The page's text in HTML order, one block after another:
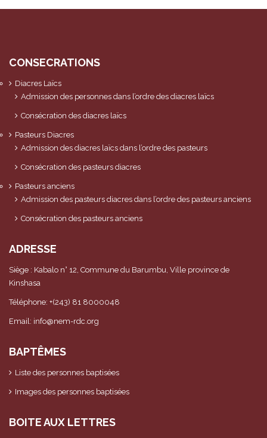
CONSECRATIONS
Diacres Laïcs
Admission des personnes dans l’ordre des diacres laïcs
Consécration des diacres laïcs
Pasteurs Diacres
Admission des diacres laïcs dans l’ordre des pasteurs
Consécration des pasteurs diacres
Pasteurs anciens
Admission des pasteurs diacres dans l’ordre des pasteurs anciens
Consécration des pasteurs anciens
ADRESSE
Siège : Kabalo n° 12, Commune du Barumbu, Ville province de
Kinshasa
Téléphone: +(243) 81 8000048
Email: info@nem-rdc.org
BAPTÊMES
Liste des personnes baptisées
Images des personnes baptisées
BOITE AUX LETTRES